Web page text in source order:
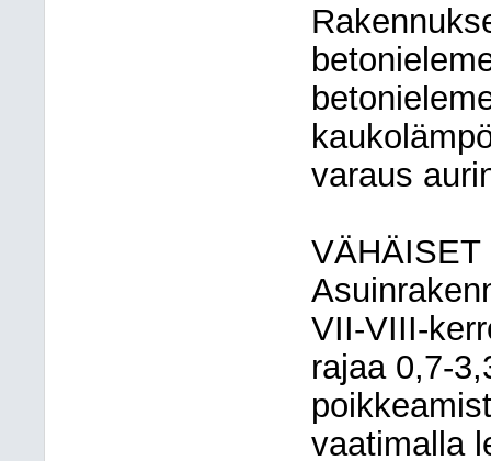
varaus
VII-VIII-
rajaa 0,7-
vaatimalla